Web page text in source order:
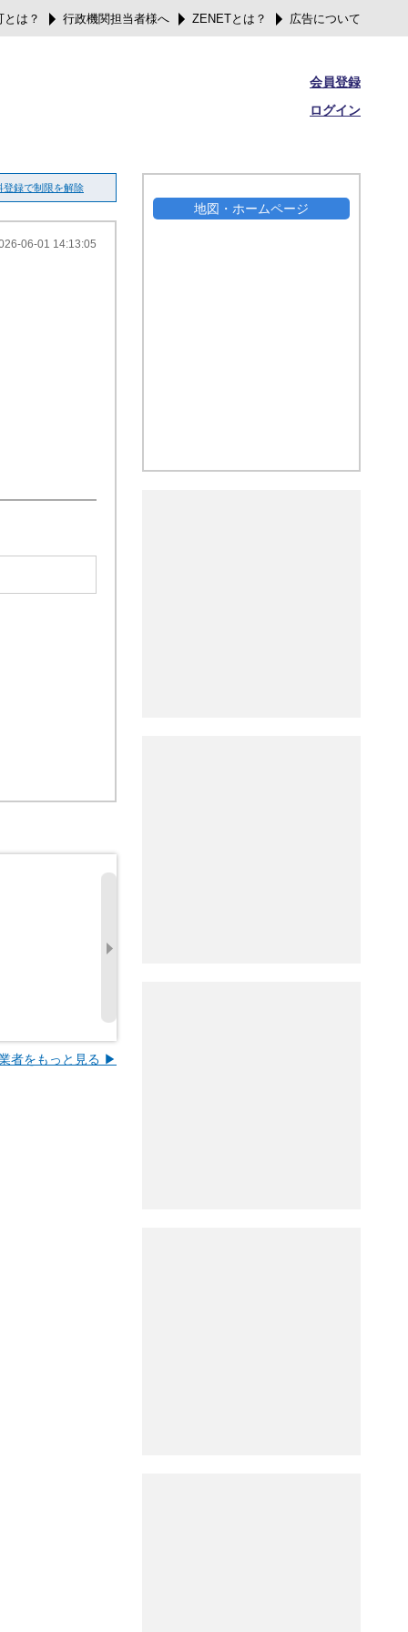
は？ 行政機関担当者様へ ZENETとは？ 広告について
会員登録
ログイン
登録で制限を解除
06-01 14:13:05
者をもっと見る ▶
地図・ホームページ